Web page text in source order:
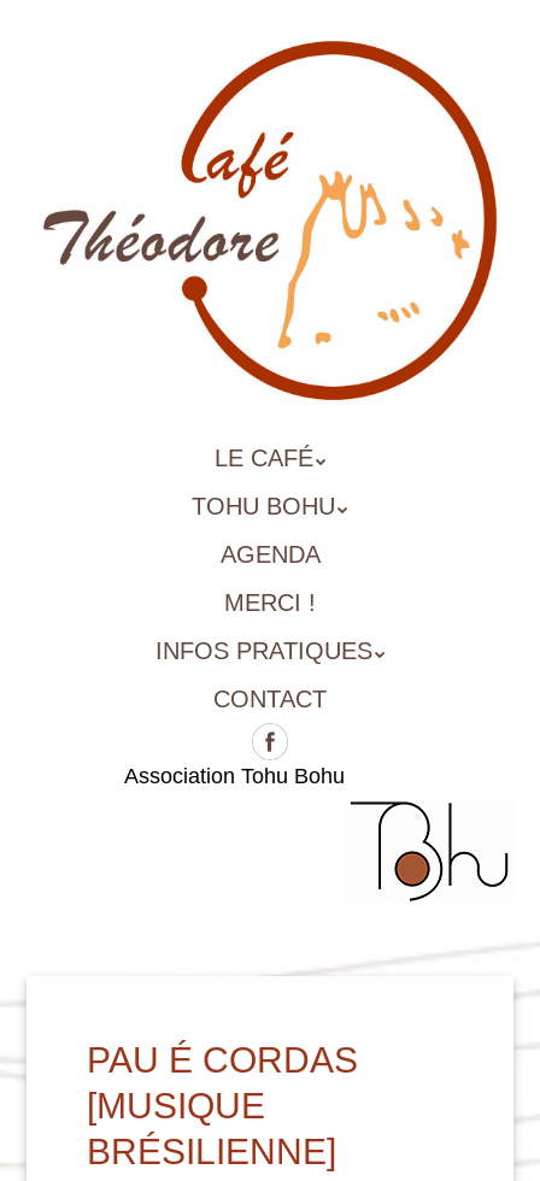
LE CAFÉ
TOHU BOHU
AGENDA
MERCI !
INFOS PRATIQUES
CONTACT
Association Tohu Bohu
PAU É CORDAS
[MUSIQUE
BRÉSILIENNE]